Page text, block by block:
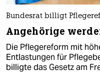
Bundesrat billigt
Angehörige
Die Pflegereform mit
Entlastungen für
billigte das Gesetz am